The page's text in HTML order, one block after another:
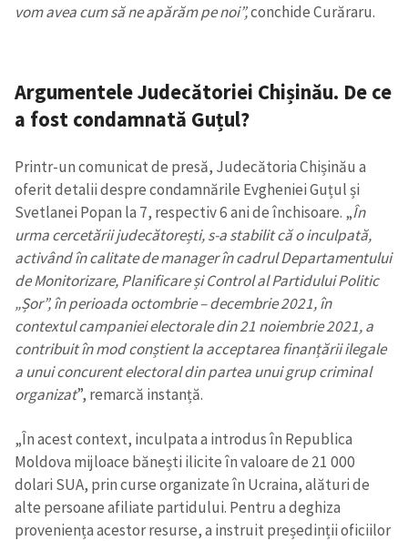
vom avea cum să ne apărăm pe noi”,conchide Curăraru.
Argumentele Judecătoriei Chișinău. De ce
a fost condamnată Guțul?
Printr-un comunicat de presă, Judecătoria Chișinău a
oferit detalii despre condamnările Evgheniei Guțul și
Svetlanei Popan la 7, respectiv 6 ani de închisoare. „În
urma cercetării judecătorești, s-a stabilit că o inculpată,
activând în calitate de manager în cadrul Departamentului
de Monitorizare, Planificare și Control al Partidului Politic
„Șor”, în perioada octombrie – decembrie 2021, în
contextul campaniei electorale din 21 noiembrie 2021, a
contribuit în mod conștient la acceptarea finanțării ilegale
a unui concurent electoral din partea unui grup criminal
organizat”, remarcă instanță.
„În acest context, inculpata a introdus în Republica
Moldova mijloace bănești ilicite în valoare de 21 000
dolari SUA, prin curse organizate în Ucraina, alături de
alte persoane afiliate partidului. Pentru a deghiza
proveniența acestor resurse, a instruit președinții oficiilor